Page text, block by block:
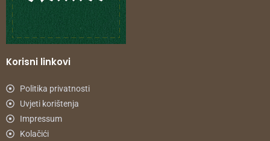
Korisni linkovi
Politika privatnosti
Uvjeti korištenja
Impressum
Kolačići